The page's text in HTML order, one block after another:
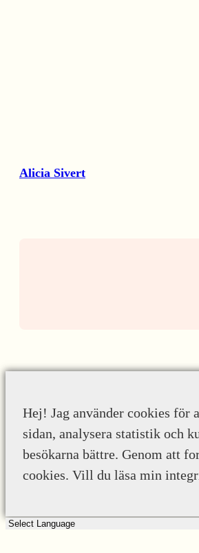
Alicia Sivert
Hej! Jag använder cookies för
sidan, analysera statistik och
besökarna bättre. Genom att
cookies. Vill du läsa min